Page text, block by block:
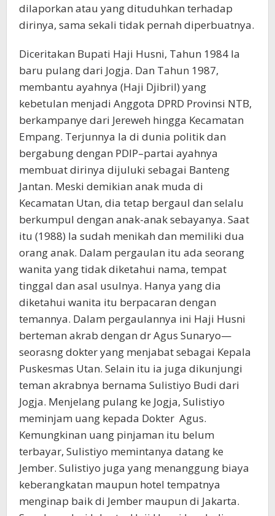
dilaporkan atau yang dituduhkan terhadap
dirinya, sama sekali tidak pernah diperbuatnya.
Diceritakan Bupati Haji Husni, Tahun 1984 Ia
baru pulang dari Jogja. Dan Tahun 1987,
membantu ayahnya (Haji Djibril) yang
kebetulan menjadi Anggota DPRD Provinsi NTB,
berkampanye dari Jereweh hingga Kecamatan
Empang. Terjunnya Ia di dunia politik dan
bergabung dengan PDIP–partai ayahnya
membuat dirinya dijuluki sebagai Banteng
Jantan. Meski demikian anak muda di
Kecamatan Utan, dia tetap bergaul dan selalu
berkumpul dengan anak-anak sebayanya. Saat
itu (1988) Ia sudah menikah dan memiliki dua
orang anak. Dalam pergaulan itu ada seorang
wanita yang tidak diketahui nama, tempat
tinggal dan asal usulnya. Hanya yang dia
diketahui wanita itu berpacaran dengan
temannya. Dalam pergaulannya ini Haji Husni
berteman akrab dengan dr Agus Sunaryo—
seorasng dokter yang menjabat sebagai Kepala
Puskesmas Utan. Selain itu ia juga dikunjungi
teman akrabnya bernama Sulistiyo Budi dari
Jogja. Menjelang pulang ke Jogja, Sulistiyo
meminjam uang kepada Dokter Agus.
Kemungkinan uang pinjaman itu belum
terbayar, Sulistiyo memintanya datang ke
Jember. Sulistiyo juga yang menanggung biaya
keberangkatan maupun hotel tempatnya
menginap baik di Jember maupun di Jakarta.